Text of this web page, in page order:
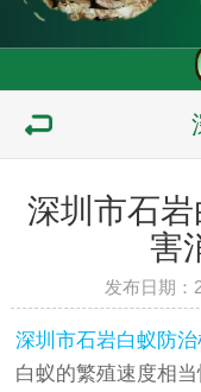
深圳市石
害
发布日期：
深圳市石岩白蚁防
白蚁的繁殖速度相